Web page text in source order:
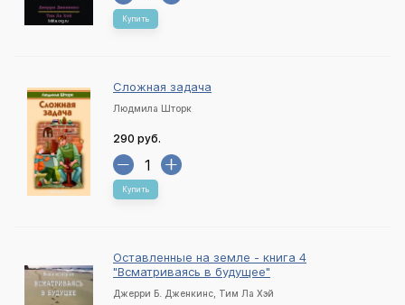
Купить
Сложная задача
Людмила Шторк
290 руб.
Купить
Оставленные на земле - книга 4
"Всматриваясь в будущее"
Джерри Б. Дженкинс, Тим Ла Хэй